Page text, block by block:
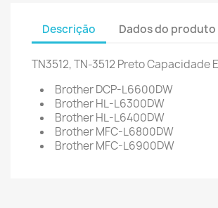
Descrição Dados do produto
TN3512, TN-3512 Preto Capacidade
Brother DCP-L6600DW
Brother HL-L6300DW
Brother HL-L6400DW
Brother MFC-L6800DW
Brother MFC-L6900DW